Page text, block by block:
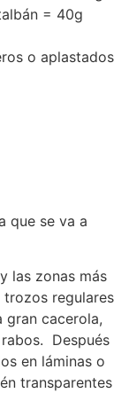
= 40g
o aplastados
que se va a
las zonas más
trozos regulares
gran cacerola,
Después
en láminas o
transparentes